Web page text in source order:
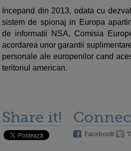
Incepand din 2013, odata cu
sistem de spionaj in Europa
de informatii NSA, Comisia
acordarea unor garantii
personale ale europenilor cand
teritoriul american.
Share it!
Facebook